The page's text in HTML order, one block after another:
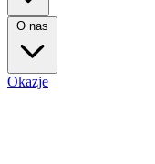
O nas
Okazje